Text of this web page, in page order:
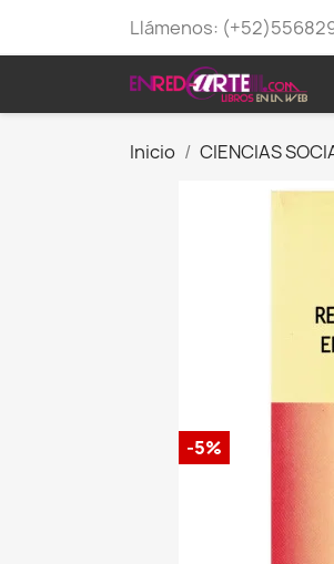
Llámenos:
Inicio CIENCIAS
-5%